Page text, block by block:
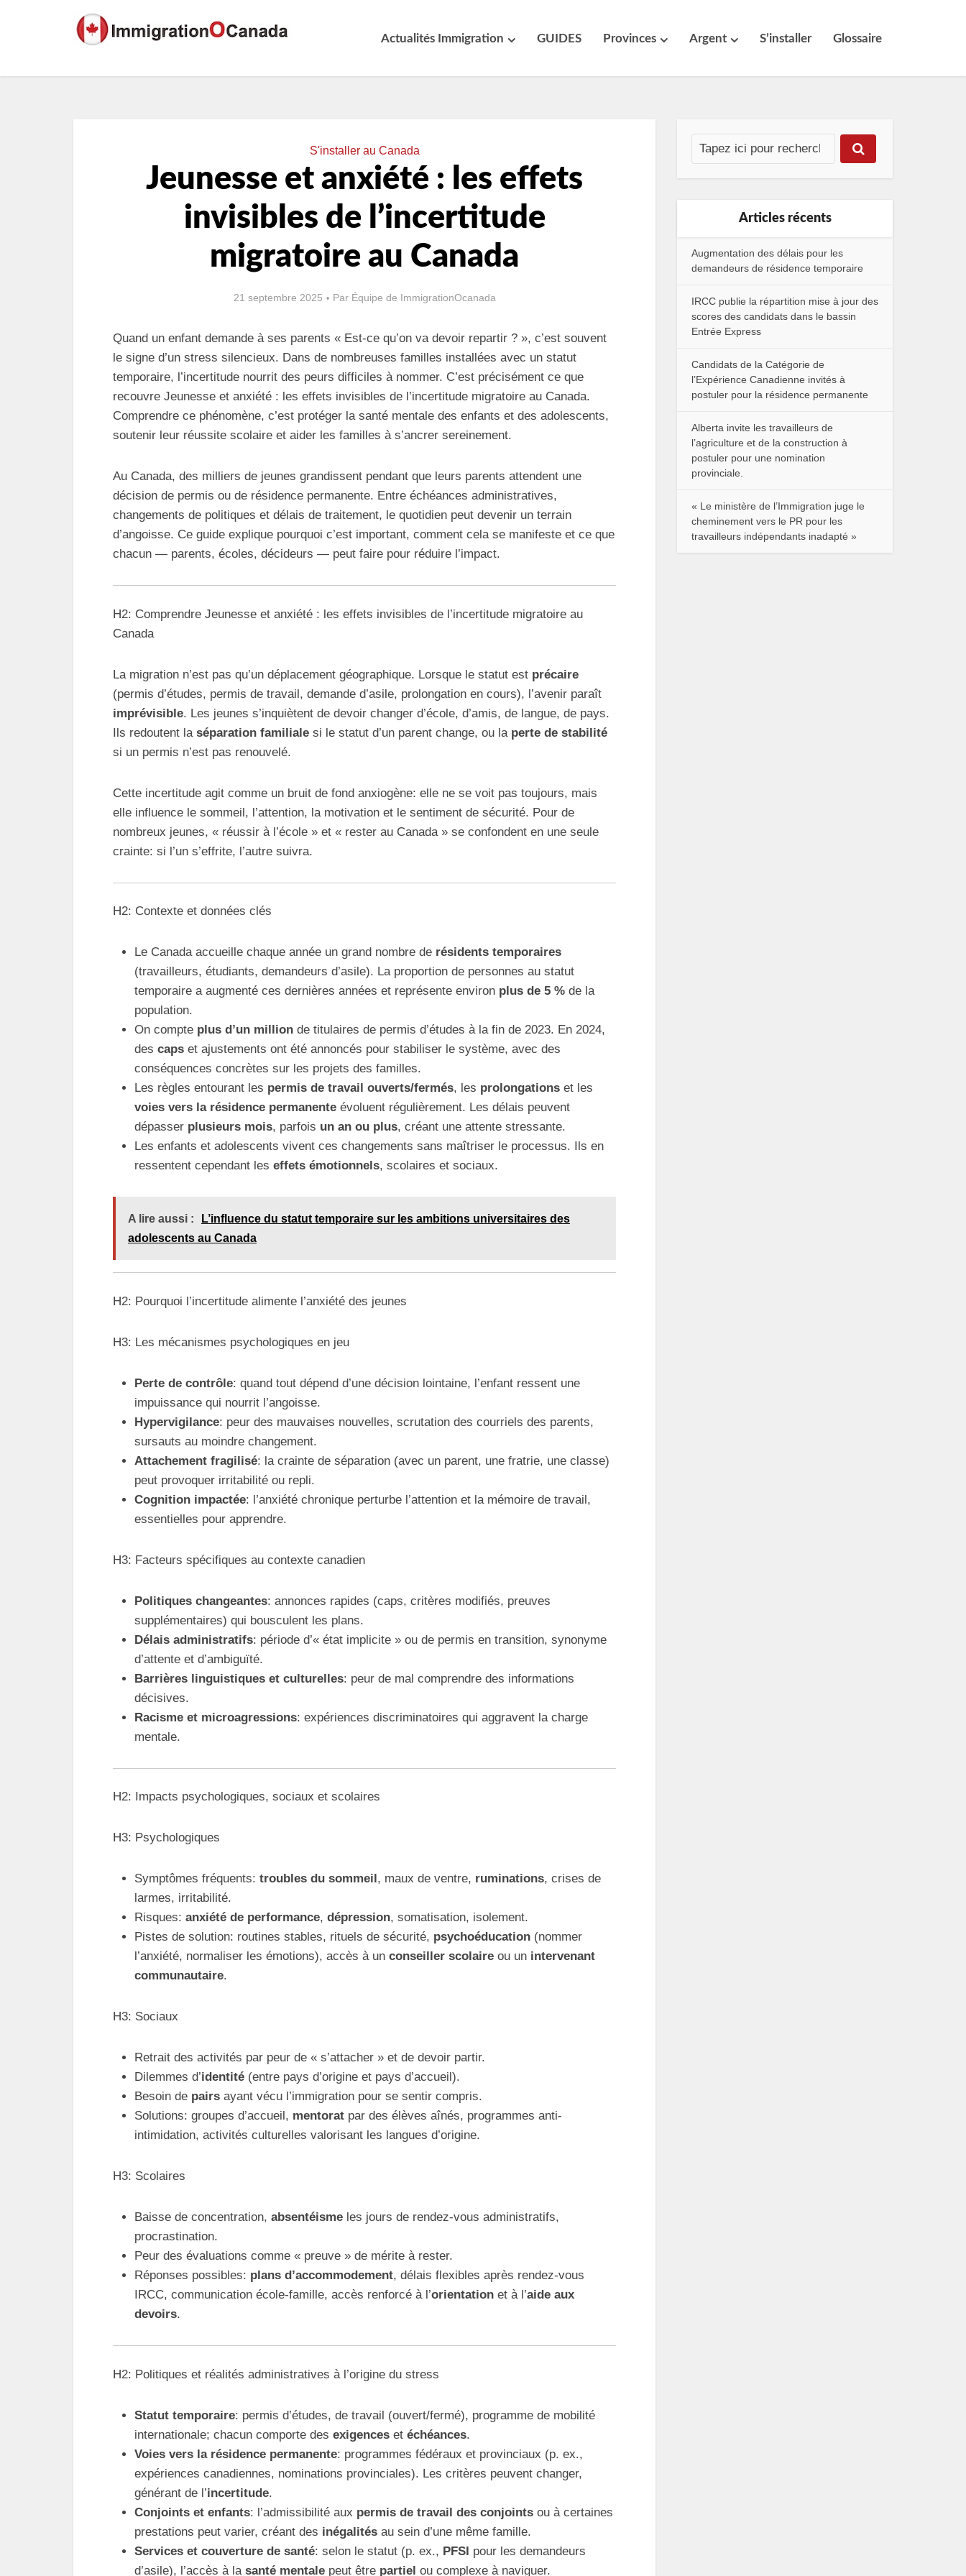
Actualités Immigration GUIDES Provinces Argent S’installer Glossaire
S'installer au Canada
Jeunesse et anxiété : les effets
invisibles de l’incertitude
migratoire au Canada
21 septembre 2025 Par Équipe de ImmigrationOcanada
Quand un enfant demande à ses parents « Est-ce qu’on va devoir repartir ? », c’est souvent
le signe d’un stress silencieux. Dans de nombreuses familles installées avec un statut
temporaire, l’incertitude nourrit des peurs difficiles à nommer. C’est précisément ce que
recouvre Jeunesse et anxiété : les effets invisibles de l’incertitude migratoire au Canada.
Comprendre ce phénomène, c’est protéger la santé mentale des enfants et des adolescents,
soutenir leur réussite scolaire et aider les familles à s’ancrer sereinement.
Au Canada, des milliers de jeunes grandissent pendant que leurs parents attendent une
décision de permis ou de résidence permanente. Entre échéances administratives,
changements de politiques et délais de traitement, le quotidien peut devenir un terrain
d’angoisse. Ce guide explique pourquoi c’est important, comment cela se manifeste et ce que
chacun — parents, écoles, décideurs — peut faire pour réduire l’impact.
H2: Comprendre Jeunesse et anxiété : les effets invisibles de l’incertitude migratoire au
Canada
La migration n’est pas qu’un déplacement géographique. Lorsque le statut est précaire
(permis d’études, permis de travail, demande d’asile, prolongation en cours), l’avenir paraît
imprévisible. Les jeunes s’inquiètent de devoir changer d’école, d’amis, de langue, de pays.
Ils redoutent la séparation familiale si le statut d’un parent change, ou la perte de stabilité
si un permis n’est pas renouvelé.
Cette incertitude agit comme un bruit de fond anxiogène: elle ne se voit pas toujours, mais
elle influence le sommeil, l’attention, la motivation et le sentiment de sécurité. Pour de
nombreux jeunes, « réussir à l’école » et « rester au Canada » se confondent en une seule
crainte: si l’un s’effrite, l’autre suivra.
H2: Contexte et données clés
Le Canada accueille chaque année un grand nombre de résidents temporaires
(travailleurs, étudiants, demandeurs d’asile). La proportion de personnes au statut
temporaire a augmenté ces dernières années et représente environ plus de 5 % de la
population.
On compte plus d’un million de titulaires de permis d’études à la fin de 2023. En 2024,
des caps et ajustements ont été annoncés pour stabiliser le système, avec des
conséquences concrètes sur les projets des familles.
Les règles entourant les permis de travail ouverts/fermés, les prolongations et les
voies vers la résidence permanente évoluent régulièrement. Les délais peuvent
dépasser plusieurs mois, parfois un an ou plus, créant une attente stressante.
Les enfants et adolescents vivent ces changements sans maîtriser le processus. Ils en
ressentent cependant les effets émotionnels, scolaires et sociaux.
A lire aussi :
L’influence du statut temporaire sur les ambitions universitaires des
adolescents au Canada
H2: Pourquoi l’incertitude alimente l’anxiété des jeunes
H3: Les mécanismes psychologiques en jeu
Perte de contrôle: quand tout dépend d’une décision lointaine, l’enfant ressent une
impuissance qui nourrit l’angoisse.
Hypervigilance: peur des mauvaises nouvelles, scrutation des courriels des parents,
sursauts au moindre changement.
Attachement fragilisé: la crainte de séparation (avec un parent, une fratrie, une classe)
peut provoquer irritabilité ou repli.
Cognition impactée: l’anxiété chronique perturbe l’attention et la mémoire de travail,
essentielles pour apprendre.
H3: Facteurs spécifiques au contexte canadien
Politiques changeantes: annonces rapides (caps, critères modifiés, preuves
supplémentaires) qui bousculent les plans.
Délais administratifs: période d’« état implicite » ou de permis en transition, synonyme
d’attente et d’ambiguïté.
Barrières linguistiques et culturelles: peur de mal comprendre des informations
décisives.
Racisme et microagressions: expériences discriminatoires qui aggravent la charge
mentale.
H2: Impacts psychologiques, sociaux et scolaires
H3: Psychologiques
Symptômes fréquents: troubles du sommeil, maux de ventre, ruminations, crises de
larmes, irritabilité.
Risques: anxiété de performance, dépression, somatisation, isolement.
Pistes de solution: routines stables, rituels de sécurité, psychoéducation (nommer
l’anxiété, normaliser les émotions), accès à un conseiller scolaire ou un intervenant
communautaire.
H3: Sociaux
Retrait des activités par peur de « s’attacher » et de devoir partir.
Dilemmes d’identité (entre pays d’origine et pays d’accueil).
Besoin de pairs ayant vécu l’immigration pour se sentir compris.
Solutions: groupes d’accueil, mentorat par des élèves aînés, programmes anti-
intimidation, activités culturelles valorisant les langues d’origine.
H3: Scolaires
Baisse de concentration, absentéisme les jours de rendez-vous administratifs,
procrastination.
Peur des évaluations comme « preuve » de mérite à rester.
Réponses possibles: plans d’accommodement, délais flexibles après rendez-vous
IRCC, communication école-famille, accès renforcé à l’orientation et à l’aide aux
devoirs.
H2: Politiques et réalités administratives à l’origine du stress
Statut temporaire: permis d’études, de travail (ouvert/fermé), programme de mobilité
internationale; chacun comporte des exigences et échéances.
Voies vers la résidence permanente: programmes fédéraux et provinciaux (p. ex.,
expériences canadiennes, nominations provinciales). Les critères peuvent changer,
générant de l’incertitude.
Conjoints et enfants: l’admissibilité aux permis de travail des conjoints ou à certaines
prestations peut varier, créant des inégalités au sein d’une même famille.
Services et couverture de santé: selon le statut (p. ex., PFSI pour les demandeurs
d’asile), l’accès à la santé mentale peut être partiel ou complexe à naviguer.
Articles récents
Augmentation des délais pour les
demandeurs de résidence temporaire
IRCC publie la répartition mise à jour des
scores des candidats dans le bassin
Entrée Express
Candidats de la Catégorie de
l’Expérience Canadienne invités à
postuler pour la résidence permanente
Alberta invite les travailleurs de
l’agriculture et de la construction à
postuler pour une nomination
provinciale.
« Le ministère de l’Immigration juge le
cheminement vers le PR pour les
travailleurs indépendants inadapté »